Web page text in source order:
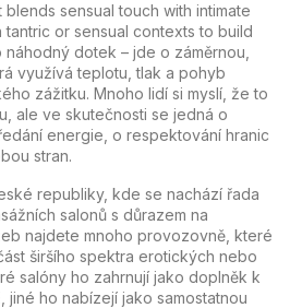
blends sensual touch with intimate
or sensual contexts to build
náhodný dotek – jde o záměrnou,
využívá teplotu, tlak a pohyb
zážitku. Mnoho lidí si myslí, že to
ale ve skutečnosti se jedná o
energie, o respektování hranic
stran.
republiky, kde se nachází řada
salonů s důrazem na
najdete mnoho provozovně, které
širšího spektra erotických nebo
salóny ho zahrnují jako doplněk k
jiné ho nabízejí jako samostatnou